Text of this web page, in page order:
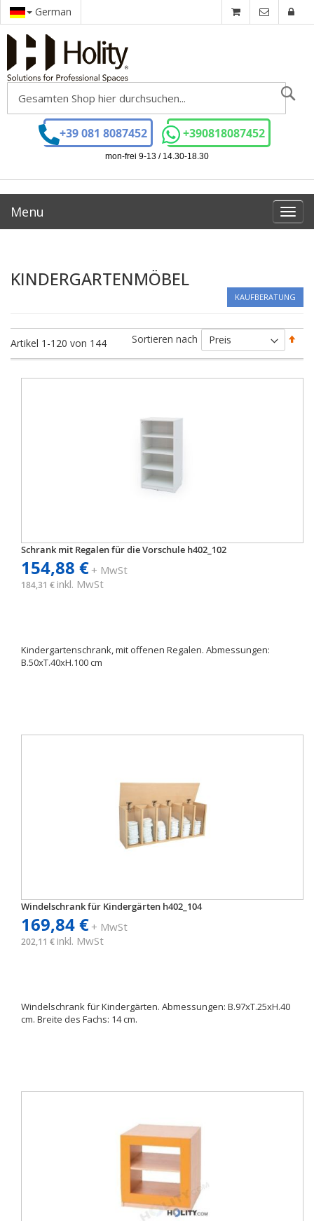
German
+39 081 8087452 +390818087452
mon-frei 9-13 / 14.30-18.30
Menu
KINDERGARTENMÖBEL
KAUFBERATUNG
Artikel 1 -120 von 144 Sortieren nach
Schrank mit Regalen für die Vorschule h402_102
154,88 €+ MwSt
184,31 € inkl. MwSt
Kindergartenschrank, mit offenen Regalen. Abmessungen:
B.50xT.40xH.100 cm
Windelschrank für Kindergärten h402_104
169,84 €+ MwSt
202,11 € inkl. MwSt
Windelschrank für Kindergärten. Abmessungen: B.97xT.25xH.40
cm. Breite des Fachs: 14 cm.